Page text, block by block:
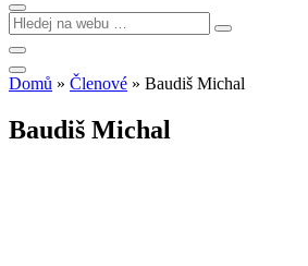
Domů » Členové » Baudiš Michal
Baudiš Michal